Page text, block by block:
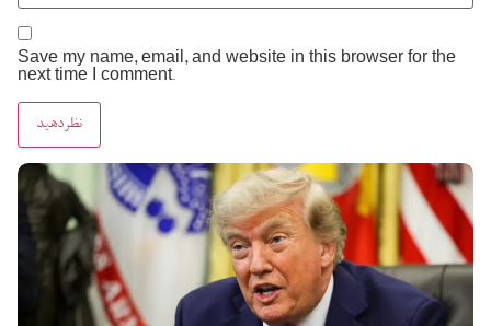
Save my name, email, and website in this browser for the
next time I comment.